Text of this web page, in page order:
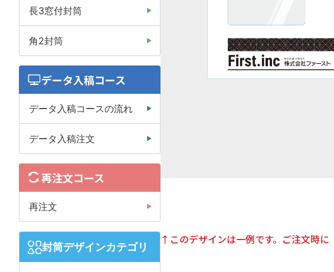
長3窓付封筒
角2封筒
データ入稿コース
データ入稿コースの流れ
データ入稿注文
再注文コース
再注文
封筒デザインカテゴリ
↑このデザインは一例です。ご注文時に